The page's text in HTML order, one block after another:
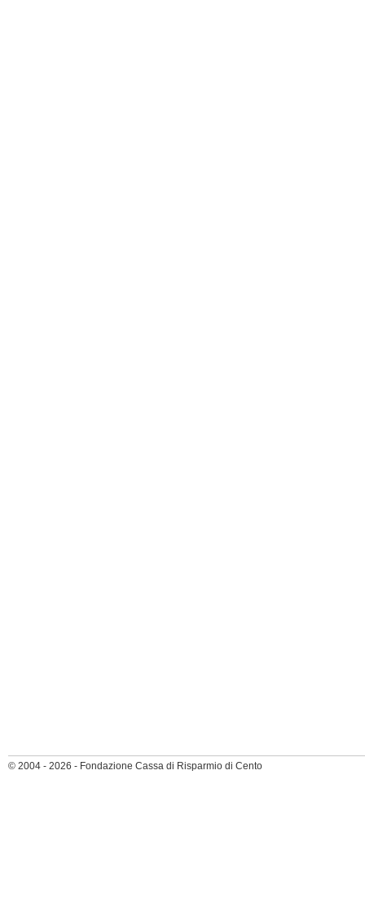
© 2004 - 2026 - Fondazione Cassa di Risparmio di Cento